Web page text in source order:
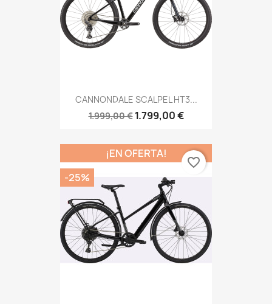
CANNONDALE SCALPEL HT3...
1.999,00 € 1.799,00 €
¡EN OFERTA!
-25%
favorite_border